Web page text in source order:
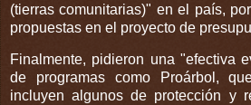
(tierras comunitarias)" en el país,
propuestas en el proyecto de
Finalmente, pidieron una "efectiva
de programas como Proárbol,
incluyen algunos de protección y